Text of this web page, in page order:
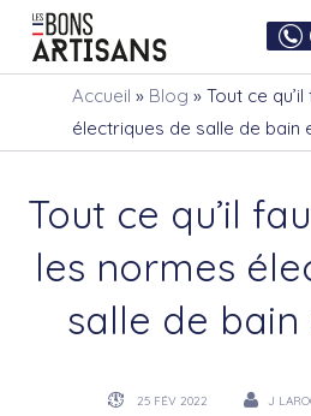
Accueil » Blog » Tout ce
électriques de salle de bain
Tout ce qu’il
les normes
salle de bain
25 FÉV 2022 J